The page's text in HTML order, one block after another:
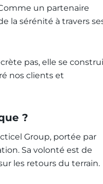
un partenaire
la sérénité à travers
pas, elle se
nos clients et
?
Group, portée par
Sa volonté est de
les retours du terrain.